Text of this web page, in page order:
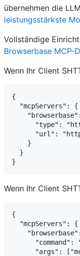
übernehmen die
leistungsstärkste
Vollständige
Browserbase MCP-
Wenn Ihr Client
{
  "mcpServers": {
"type":
"url":
    }
  }
Wenn Ihr Client
{
  "mcpServers": {
"command":
"args":